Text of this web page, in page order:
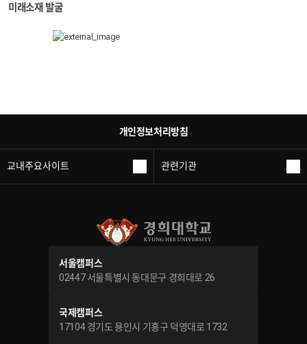
미래소재 발굴
개인정보처리방침
교내주요사이트 관련기관
서울캠퍼스
02447 서울특별시 동대문구 경희대로 26
국제캠퍼스
17104 경기도 용인시 기흥구 덕영대로 1732